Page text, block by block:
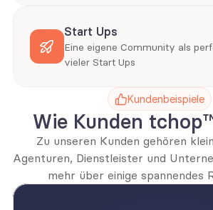
Start Ups
Eine eigene Community als
vieler Start Ups
Kundenbeispiele
Wie Kunden
Zu unseren Kunden gehören
Agenturen, Dienstleister und
mehr über einige spannendes